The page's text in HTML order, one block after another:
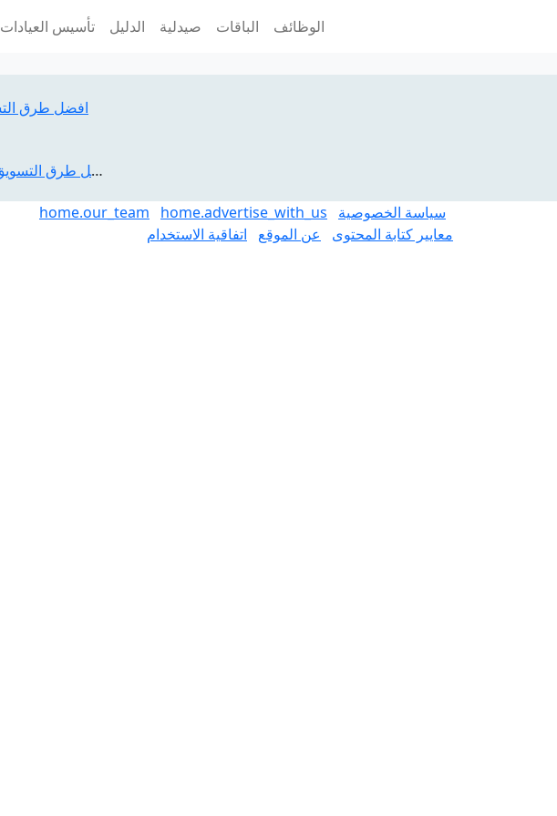
تأسيس العيادات الدليل صيدلية الباقات
الوظائف
افضل طرق التسويق والاعلانات للمراكز والعيادات الطبية
home.our_team home.advertise_with_us
سياسة الخصوصية
اتفاقية الاستخدام
عن الموقع معايير كتابة المحتوى